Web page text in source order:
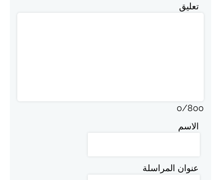
تعليق
0/800
الاسم
عنوان المراسلة